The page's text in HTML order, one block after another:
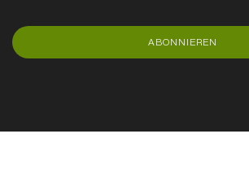
ABONNIEREN